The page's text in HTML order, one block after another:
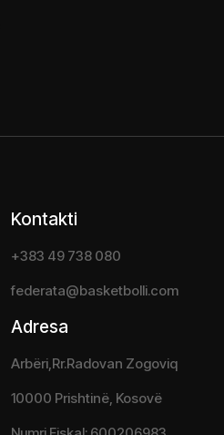
Kontakti
+383 49 738 080
federata@basketbolli.com
Adresa
Arbëri,Rr.Radovan Zogoviq
10000 Prishtinë, Kosovë